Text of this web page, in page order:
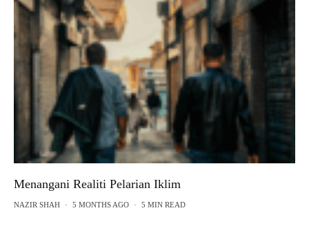
Menangani Realiti Pelarian Iklim
NAZIR SHAH · 5 MONTHS AGO · 5 MIN READ